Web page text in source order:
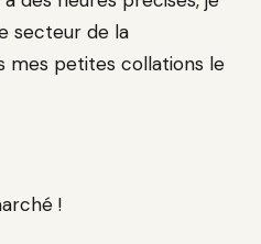
secteur de la
mes petites collations le
!